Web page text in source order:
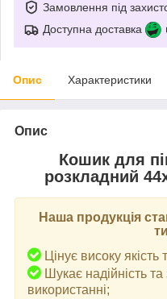
Замовлення під
Доступна доставка
Опис Характеристики
Опис
Кошик для
розкладний
Наша продукція
Цінує високу якість
Шукає надійність
використанні;